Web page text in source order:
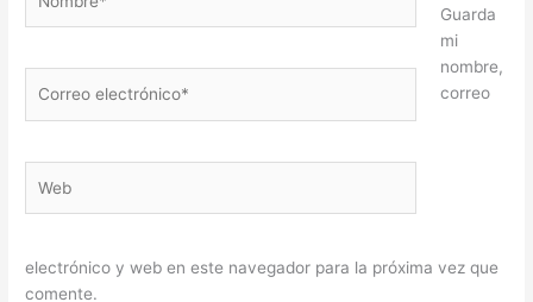
electrónico*
Guarda
mi
nombre,
correo
electrónico y web en este navegador para la próxima vez que
comente.